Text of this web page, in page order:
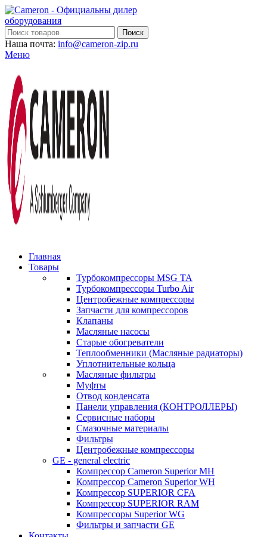
Поиск
Наша почта: info@cameron-zip.ru
Меню
Главная
Товары
Турбокомпрессоры MSG TA
Турбокомпрессоры Turbo Air
Центробежные компрессоры
Запчасти для компрессоров
Клапаны
Масляные насосы
Старые обогреватели
Теплообменники (Масляные радиаторы)
Уплотнительные кольца
Масляные фильтры
Муфты
Отвод конденсата
Панели управления (КОНТРОЛЛЕРЫ)
Сервисные наборы
Смазочные материалы
Фильтры
Центробежные компрессоры
GE - general electric
Компрессор Cameron Superior MH
Компрессор Cameron Superior WH
Компрессор SUPERIOR CFA
Компрессор SUPERIOR RAM
Компрессоры Superior WG
Фильтры и запчасти GE